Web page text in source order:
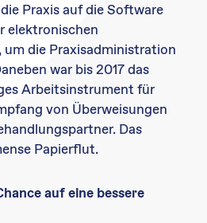
Praxis auf die Software
elektronischen
die Praxisadministration
war bis 2017 das
Arbeitsinstrument für
von Überweisungen
Das
Papierflut.
auf eine bessere